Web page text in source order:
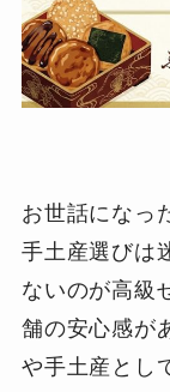
お世話になっ
手土産選びは
ないのが高級
舗の安心感が
や手土産とし